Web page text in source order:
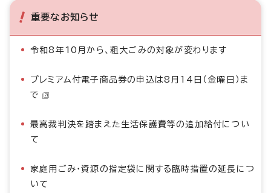
重要なお知らせ
令和8年10月から、粗大ごみの対象が変わります
プレミアム付電子商品券の申込は8月14日（金曜日）ま
で
最高裁判決を踏まえた生活保護費等の追加給付につい
て
家庭用ごみ・資源の指定袋に関する臨時措置の延長につ
いて